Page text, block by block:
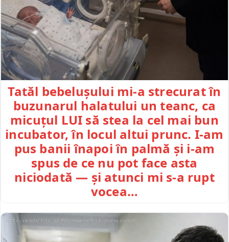
Tatăl bebelușului mi-a strecurat în
buzunarul halatului un teanc, ca
micuțul LUI să stea la cel mai bun
incubator, în locul altui prunc. I-am
pus banii înapoi în palmă și i-am
spus de ce nu pot face asta
niciodată — și atunci mi s-a rupt
vocea…